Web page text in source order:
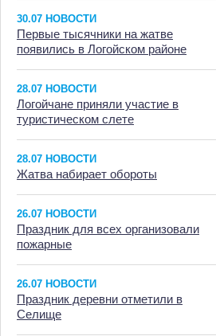
30.07 НОВОСТИ
Первые тысячники на жатве
появились в Логойском районе
28.07 НОВОСТИ
Логойчане приняли участие в
туристическом слете
28.07 НОВОСТИ
Жатва набирает обороты
26.07 НОВОСТИ
Праздник для всех организовали
пожарные
26.07 НОВОСТИ
Праздник деревни отметили в
Селище